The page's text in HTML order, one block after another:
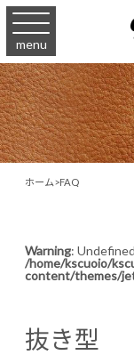
menu
ホーム>FAQ
Warning:
/home/kscuoio/
content/themes/
抜き型